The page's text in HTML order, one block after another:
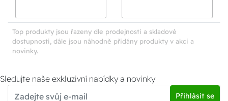
Top produkty jsou řazeny dle prodejnosti a skladové
dostupnosti, dále jsou náhodně přidány produkty v akci a
novinky.
Sledujte naše exkluzivní nabídky a novinky
Přihlásit se